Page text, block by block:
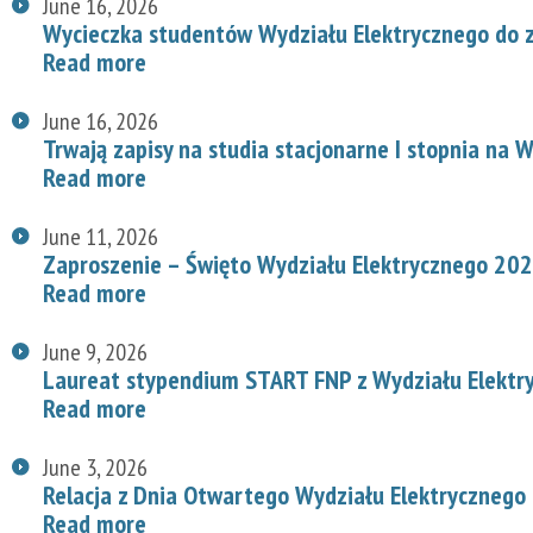
Wycieczka studentów Wydziału Elektrycznego
Read more
June 16, 2026
Trwają zapisy na studia stacjonarne I stopnia na
Read more
June 11, 2026
Zaproszenie – Święto Wydziału Elektrycznego
Read more
June 9, 2026
Laureat stypendium START FNP z Wydziału
Read more
June 3, 2026
Relacja z Dnia Otwartego Wydziału
Read more